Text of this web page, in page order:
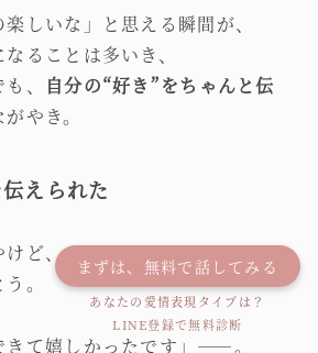
楽しいな」と思える瞬間が、
ることは多いき、
、
自分の“好き”をちゃんと伝
やき。
えられた
けど、
。
きて嬉しかったです」――。
まずは、無料で話してみる
あなたの愛情表現タイプは？
LINE登録で無料診断